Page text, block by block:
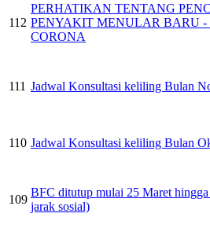
112
PERHATIKAN TENTANG
PENYAKIT MENULAR BARU -
CORONA
111 Jadwal Konsultasi keliling Bulan
110 Jadwal Konsultasi keliling Bulan
109
BFC ditutup mulai 25 Maret
jarak sosial)